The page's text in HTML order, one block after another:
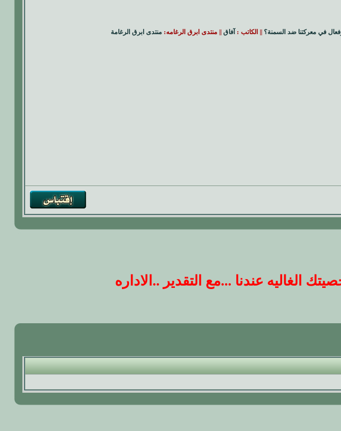
في معركتنا ضد السمنة؟ || الكاتب : آفاق || منتدى ابرق الرغامه:منتدى ابرق الرغامة
عندنا ...مع التقدير ..الاداره